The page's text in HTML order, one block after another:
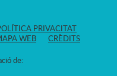
PRIVACITAT
WEB CRÈDITS
de: